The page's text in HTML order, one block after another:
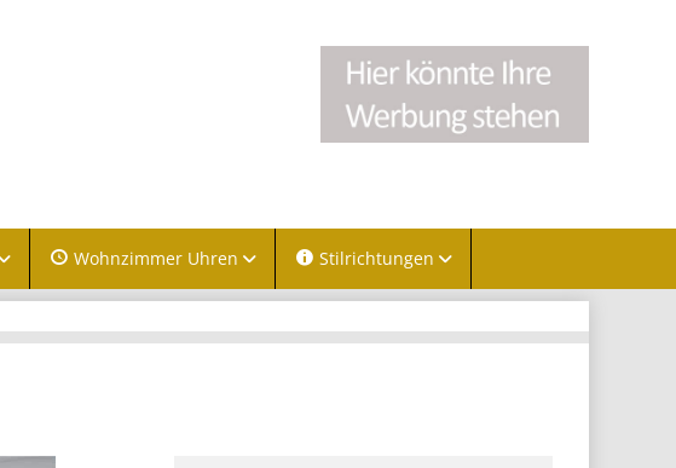
Wohnzimmer Uhren Stilrichtungen